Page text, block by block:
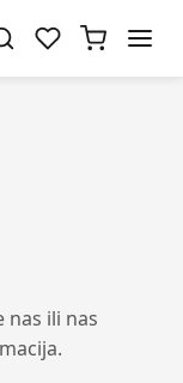
nas ili nas